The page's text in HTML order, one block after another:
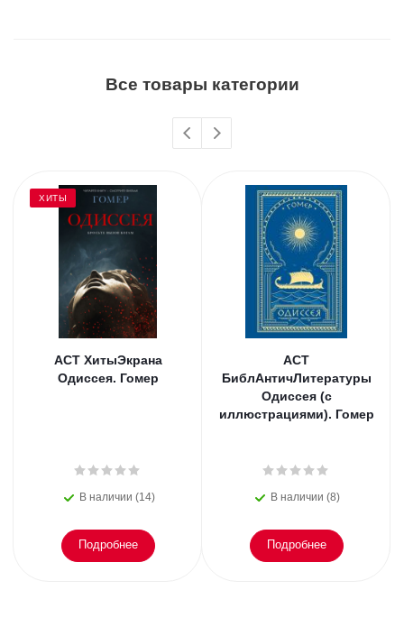
Все товары категории
ХИТЫ
АСТ ХитыЭкрана
Одиссея. Гомер
В наличии (14)
Подробнее
АСТ
БиблАнтичЛитературы
Одиссея (с
иллюстрациями). Гомер
В наличии (8)
Подробнее